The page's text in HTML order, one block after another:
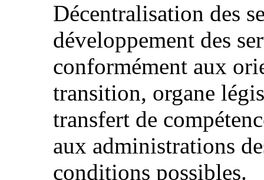
Décentralisation des
développement des
conformément aux
transition, organe
transfert de
aux administrations
conditions possibles.